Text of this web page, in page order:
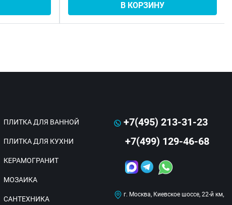
В КОРЗИНУ
ПЛИТКА ДЛЯ ВАННОЙ
ПЛИТКА ДЛЯ КУХНИ
КЕРАМОГРАНИТ
МОЗАИКА
САНТЕХНИКА
+7(495) 213-31-23
+7(499) 129-46-68
г. Москва, Киевское шоссе, 22-й км,